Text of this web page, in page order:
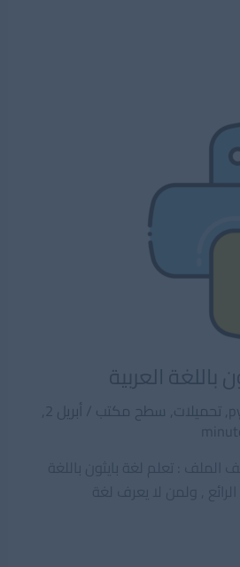
باللغة العربية
,تحميلات, سطح مكتب / أبريل 2,